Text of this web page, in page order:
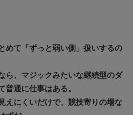
めて「ずっと弱い側」扱いするの
ら、マジックみたいな継続型のダ
普通に仕事はある。
えにくいだけで、競技寄りの場な